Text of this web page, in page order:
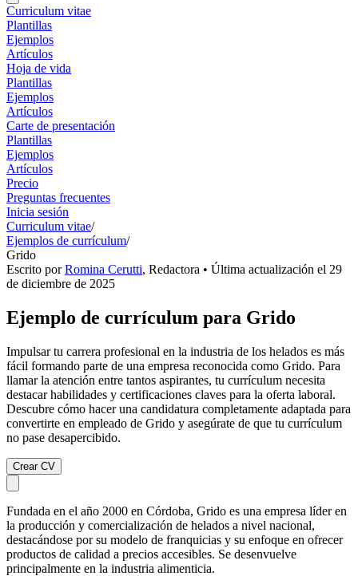
Curriculum vitae
Plantillas
Ejemplos
Artículos
Hoja de vida
Plantillas
Ejemplos
Artículos
Carte de presentación
Plantillas
Ejemplos
Artículos
Precio
Preguntas frecuentes
Inicia sesión
Curriculum vitae/
Ejemplos de currículum/
Grido
Escrito porRomina Cerutti, Redactora • Última actualización el 29
de diciembre de 2025
Ejemplo de currículum para Grido
Impulsar tu carrera profesional en la industria de los helados es más
fácil formando parte de una empresa reconocida como Grido. Para
llamar la atención entre tantos aspirantes, tu currículum necesita
destacar habilidades y certificaciones claves para la oferta laboral.
Descubre cómo hacer una candidatura completamente adaptada para
convertirte en empleado de Grido y asegúrate de que tu currículum
no pase desapercibido.
Crear CV
Fundada en el año 2000 en Córdoba, Grido es una empresa líder en
la producción y comercialización de helados a nivel nacional,
destacándose por su modelo de franquicias y su enfoque en ofrecer
productos de calidad a precios accesibles. Se desenvuelve
principalmente en la industria alimenticia.